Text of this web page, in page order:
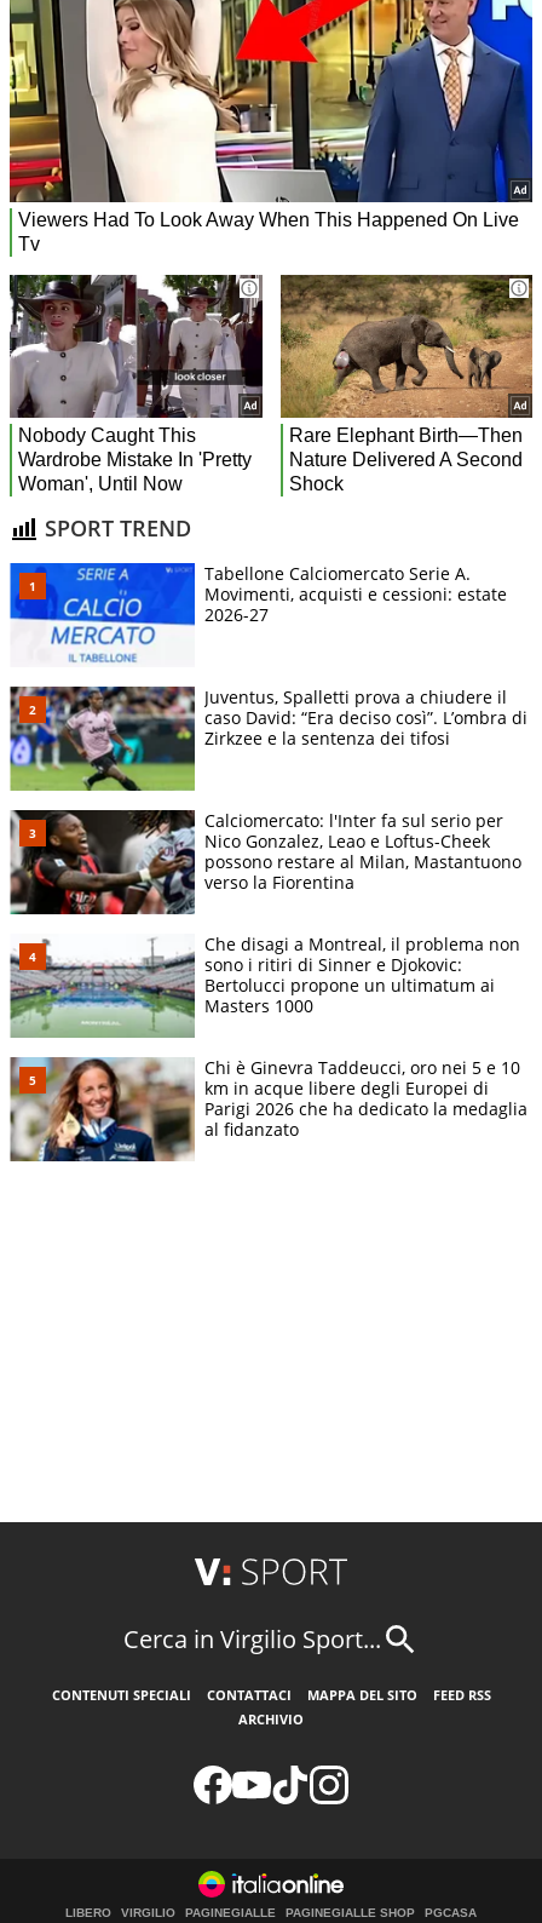
SPORT TREND
Tabellone Calciomercato Serie A.
Movimenti, acquisti e cessioni: estate
2026-27
Juventus, Spalletti prova a chiudere il
caso David: “Era deciso così”. L’ombra di
Zirkzee e la sentenza dei tifosi
Calciomercato: l'Inter fa sul serio per
Nico Gonzalez, Leao e Loftus-Cheek
possono restare al Milan, Mastantuono
verso la Fiorentina
Che disagi a Montreal, il problema non
sono i ritiri di Sinner e Djokovic:
Bertolucci propone un ultimatum ai
Masters 1000
Chi è Ginevra Taddeucci, oro nei 5 e 10
km in acque libere degli Europei di
Parigi 2026 che ha dedicato la medaglia
al fidanzato
Cerca in Virgilio Sport...
CONTENUTI SPECIALI CONTATTACI MAPPA DEL SITO
FEED RSS
ARCHIVIO
LIBERO VIRGILIO PAGINEGIALLE PAGINEGIALLE SHOP PGCASA